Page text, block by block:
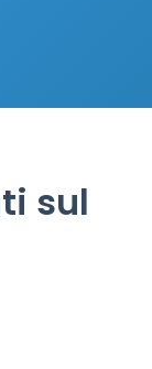
sul